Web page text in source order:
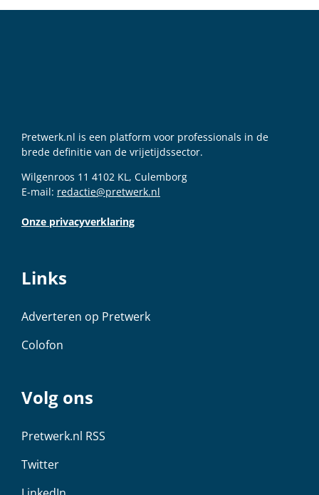
Pretwerk.nl is een platform voor professionals in de
brede definitie van de vrijetijdssector.
Wilgenroos 11 4102 KL, Culemborg
E-mail: redactie@pretwerk.nl
Onze privacyverklaring
Links
Adverteren op Pretwerk
Colofon
Volg ons
Pretwerk.nl RSS
Twitter